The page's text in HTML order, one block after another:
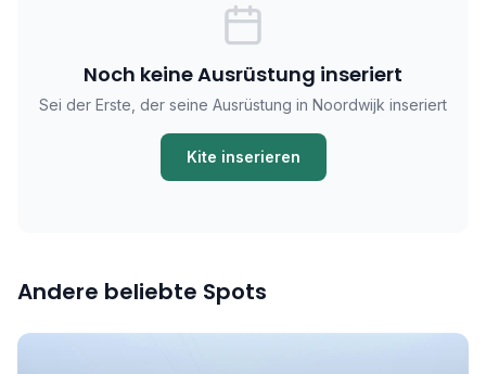
Noch keine Ausrüstung inseriert
Sei der Erste, der seine Ausrüstung in Noordwijk inseriert
Kite inserieren
Andere beliebte Spots